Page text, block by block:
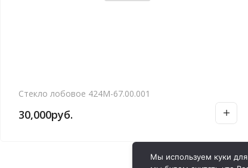
Стекло лобовое 424М-67.00.001
30,000руб.
Мы используем куки